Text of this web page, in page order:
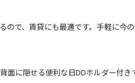
で、賃貸にも最適です。手軽に今
に隠せる便利な日DDホルダー付き